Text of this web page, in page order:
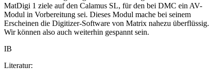
MatDigi 1 ziele auf den Calamus SL, für den bei DMC ein AV-
Modul in Vorbereitung sei. Dieses Modul mache bei seinem
Erscheinen die Digitizer-Software von Matrix nahezu überflüssig.
Wir können also auch weiterhin gespannt sein.
IB
Literatur: